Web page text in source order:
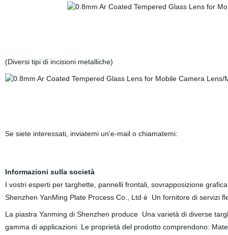
(Diversi tipi di incisioni metalliche)
Se siete interessati, inviatemi un'e-mail o chiamatemi:
Informazioni sulla società
I vostri esperti per targhette, pannelli frontali, sovrapposizione
Shenzhen YanMing Plate Process Co., Ltd è Un fornitore di servizi
La piastra Yanming di Shenzhen produce Una varietà di diverse
gamma di applicazioni. Le proprietà del prodotto comprendono: